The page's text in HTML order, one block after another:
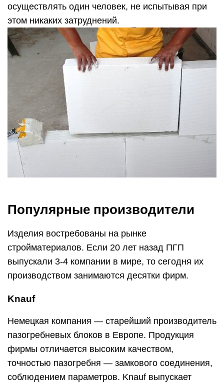
осуществлять один человек, не испытывая при
этом никаких затруднений.
Популярные производители
Изделия востребованы на рынке
стройматериалов. Если 20 лет назад ПГП
выпускали 3-4 компании в мире, то сегодня их
производством занимаются десятки фирм.
Knauf
Немецкая компания — старейший производитель
пазогребневых блоков в Европе. Продукция
фирмы отличается высоким качеством,
точностью пазогребня — замкового соединения,
соблюдением параметров. Knauf выпускает